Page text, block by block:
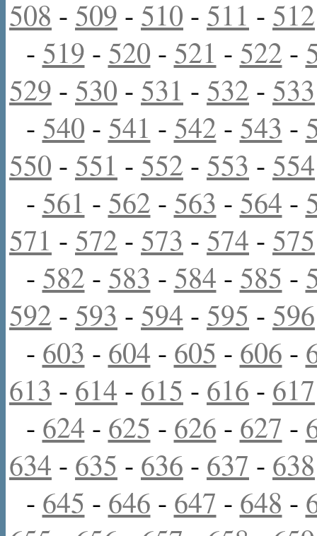
508 - 509 - 510 - 511 - 512
- 519 - 520 - 521 - 522 -
529 - 530 - 531 - 532 - 533
- 540 - 541 - 542 - 543 -
550 - 551 - 552 - 553 - 554
- 561 - 562 - 563 - 564 -
571 - 572 - 573 - 574 - 575
- 582 - 583 - 584 - 585 -
592 - 593 - 594 - 595 - 596
- 603 - 604 - 605 - 606 -
613 - 614 - 615 - 616 - 617
- 624 - 625 - 626 - 627 -
634 - 635 - 636 - 637 - 638
- 645 - 646 - 647 - 648 -